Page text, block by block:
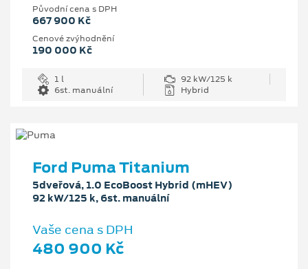
Původní cena s DPH
667 900 Kč
Cenové zvýhodnění
190 000 Kč
1 l
92 kW/125 k
6st. manuální
Hybrid
Ford Puma Titanium
5dveřová, 1.0 EcoBoost Hybrid (mHEV)
92 kW/125 k, 6st. manuální
Vaše cena s DPH
480 900 Kč